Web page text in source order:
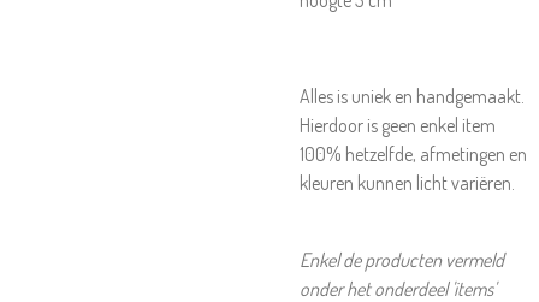
Alles is uniek en handgemaakt.
Hierdoor is geen enkel item
100% hetzelfde, afmetingen en
kleuren kunnen licht variëren.
Enkel de producten vermeld
onder het onderdeel 'items'